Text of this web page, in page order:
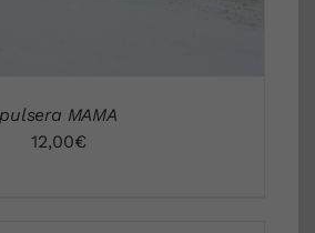
pulsera MAMA
12,00€